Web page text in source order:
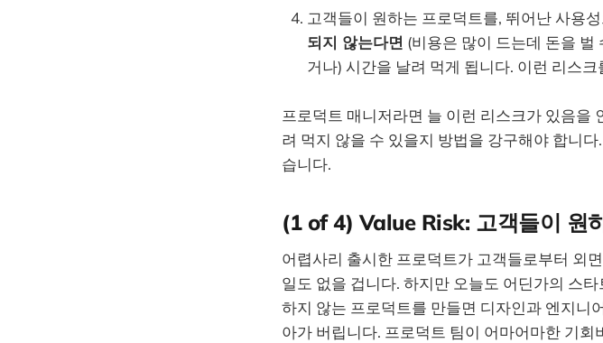
고객들이 원하는 프로덕트를, 뛰어난 사용
되지 않는다면 (비용은 많이 드는데 돈을 벌
거나) 시간을 날려 먹게 됩니다. 이런 리스크
프로덕트 매니저라면 늘 이런 리스크가 있음을
려 먹지 않을 수 있을지 방법을 강구해야 합니
습니다.
(1 of 4) Value Risk: 고객들이 원
어렵사리 출시한 프로덕트가 고객들로부터 외
일도 없을 겁니다. 하지만 오늘도 어딘가의 스
하지 않는 프로덕트를 만들면 디자인과 엔지니
아가 버립니다. 프로덕트 팀이 어마어마한 기회